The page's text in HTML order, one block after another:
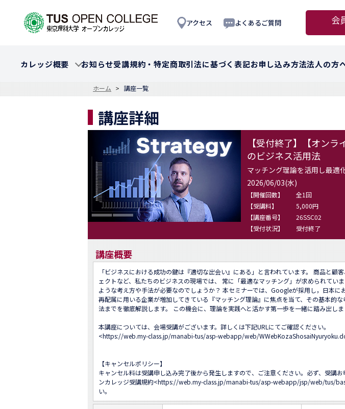
アクセス よくあるご質問 会
カレッジ概要 お知らせ受講規約・特定商取引法に基づく表記お申し込み方法法人の方
ホーム 講座一覧
講座詳細
【受付終了】【オン
のビジネス活用法
マッチング理論を活用し最適
2026/06/03(水)
【開催回数】
全1回
【受講料】
5,000円
【講座番号】
26SSC02
【受付状況】
受付終了
講座概要
「ビジネスにおける成功の鍵は『適切な出会い』にある」と言われています。 商品と顧
ェクトなど、私たちのビジネスの現場では、 常に「最適なマッチング」が求められてい
ような考え方や手法が必要なのでしょうか？ 本セミナーでは、Googleが採用し，日本に
再配属に用いる企業が増加してきている『マッチング理論』に焦点を当て、その基本的
法までを徹底解説します。 この機会に、理論を実践へと活かす第一歩を一緒に踏み出しま
本講座については、会場受講がございます。詳しくは下記URLにてご確認ください。
<https://web.my-class.jp/manabi-tus/asp-webapp/web/
【キャンセルポリシー】
キャンセル料は受講申し込み完了後から発生しますので、ご注意ください。必ず、受講
ンカレッジ受講規約<https://web.my-class.jp/manabi-tus/asp-webapp/jsp/web/tus/
い。